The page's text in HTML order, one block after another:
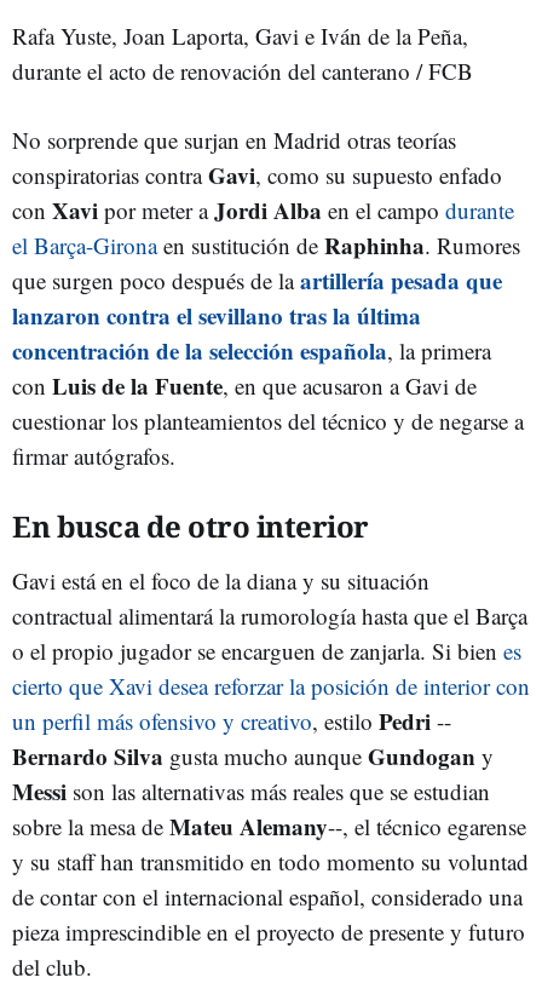
Rafa Yuste, Joan Laporta, Gavi e Iván de la Peña,
durante el acto de renovación del canterano / FCB
No sorprende que surjan en Madrid otras teorías
conspiratorias contraGavi, como su supuesto enfado
con Xavi por meter aJordi Alba en el campo durante
el Barça-Gironaen sustitución de Raphinha. Rumores
que surgen poco después de laartillería pesada que
lanzaron contra el sevillano tras la última
concentración de la selección española, la primera
con Luis de la Fuente, en que acusaron a Gavi de
cuestionar los planteamientos del técnico y de negarse a
firmar autógrafos.
En busca de otro interior
Gavi está en el foco de la diana y su situación
contractual alimentará la rumorología hasta que el Barça
o el propio jugador se encarguen de zanjarla. Si bien es
cierto que Xavi desea reforzar la posición de interior con
un perfil más ofensivo y creativo, estilo Pedri --
Bernardo Silva gusta mucho aunque Gundogan y
Messi son las alternativas más reales que se estudian
sobre la mesa de Mateu Alemany--, el técnico egarense
y su staff han transmitido en todo momento su voluntad
de contar con el internacional español, considerado una
pieza imprescindible en el proyecto de presente y futuro
del club.